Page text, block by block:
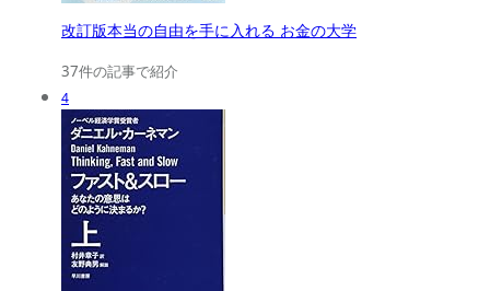
改訂版本当の自由を手に入れる お金の大学
37件の記事で紹介
4